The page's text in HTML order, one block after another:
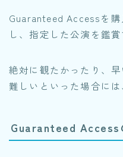
Guaranteed Accessを
し、指定した公演を鑑
絶対に観たかったり、
難しいといった場合に
Guaranteed Access